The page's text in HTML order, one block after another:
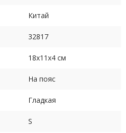
Китай
32817
18х11х4 см
На пояс
Гладкая
S